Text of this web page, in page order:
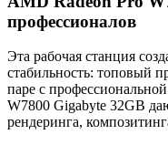
профессионалов
Эта рабочая станция
стабильность: топовый
паре с
W7800 Gigabyte 32GB
рендеринга,